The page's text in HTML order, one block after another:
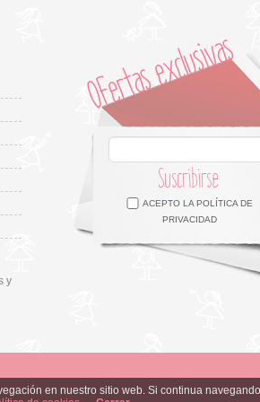
y
Suscribirse
ACEPTO LAPOLÍTICA DE
PRIVACIDAD
+
en nuestro sitio web. Si continua